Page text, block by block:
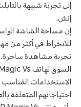
إنش.
إن مساحة الشاشة
للانخراط في أكثر من
تجربة مشاهدة
الاستخدامات المُناسب
احتياجاتهم المتعلقة